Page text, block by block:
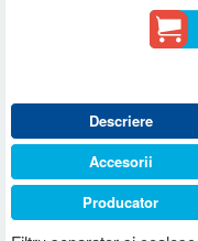
Descriere
Accesorii
Producator